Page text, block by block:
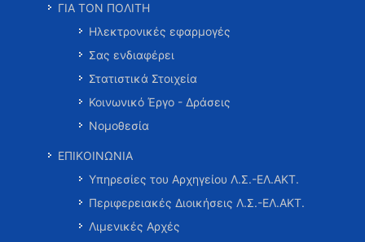
ΓΙΑ ΤΟΝ ΠΟΛΙΤΗ
Ηλεκτρονικές εφαρμογές
Σας ενδιαφέρει
Στατιστικά Στοιχεία
Κοινωνικό Έργο - Δράσεις
Νομοθεσία
ΕΠΙΚΟΙΝΩΝΙΑ
Υπηρεσίες του Αρχηγείου Λ.Σ.-ΕΛ.ΑΚΤ.
Περιφερειακές Διοικήσεις Λ.Σ.-ΕΛ.ΑΚΤ.
Λιμενικές Αρχές